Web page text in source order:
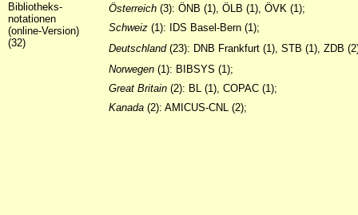
Bibliotheks-
notationen
(online-Version)
(32)
Österreich (3): ÖNB (1), ÖLB (1), ÖVK (1);
Schweiz (1): IDS Basel-Bern (1);
Deutschland(23): DNB Frankfurt (1), STB (1), ZDB
Norwegen (1): BIBSYS (1);
Great Britain (2): BL (1), COPAC (1);
Kanada (2): AMICUS-CNL (2);